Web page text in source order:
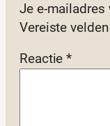
Je e-mailadres
Vereiste
Reactie*